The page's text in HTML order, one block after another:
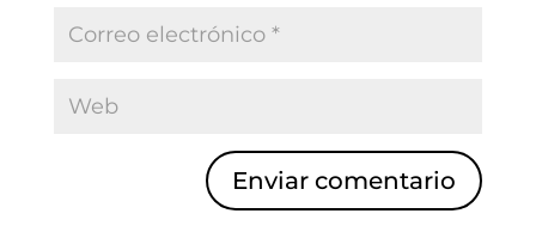
Enviar comentario